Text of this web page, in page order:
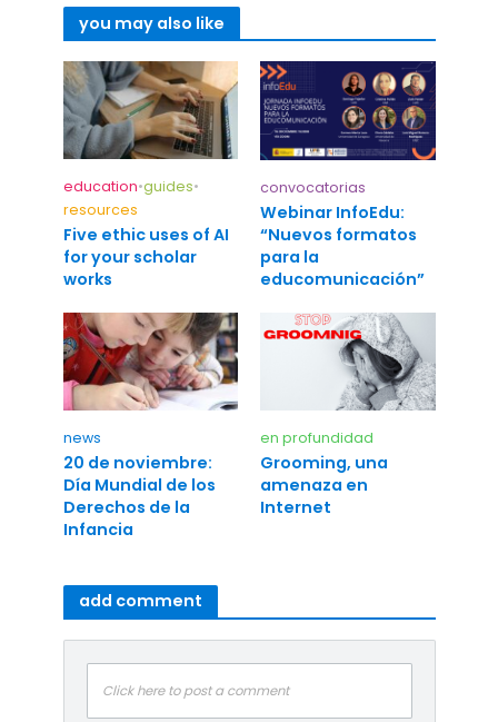
you may also like
education•guides•
resources
Five ethic uses of AI
for your scholar
works
convocatorias
Webinar InfoEdu:
“Nuevos formatos
para la
educomunicación”
news
20 de noviembre:
Día Mundial de los
Derechos de la
Infancia
en profundidad
Grooming, una
amenaza en
Internet
add comment
Click here to post a comment